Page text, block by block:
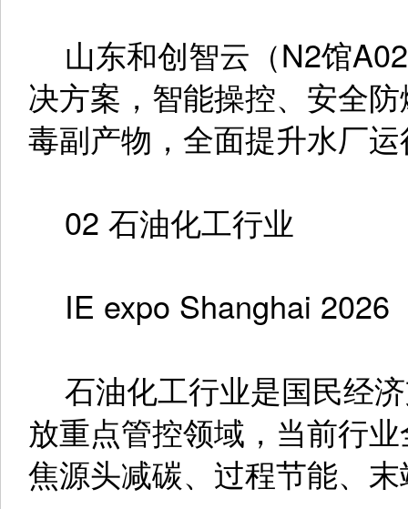
山东和创智云（N2馆
决方案，智能操控、安全
毒副产物，全面提升水厂
02 石油化工行业
IE expo Shanghai 2026
石油化工行业是国民经
放重点管控领域，当前行
焦源头减碳、过程节能、